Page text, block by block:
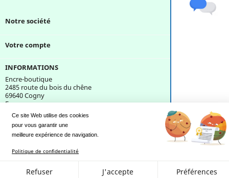
Ce site Web utilise des cookies
pour vous garantir une
meilleure expérience de navigation.
Politique de confidentialité
Refuser J'accepte Préférences
Une question ?
Notre société
Votre compte
INFORMATIONS
Encre-boutique
2485 route du bois du chêne
69640 Cogny
France